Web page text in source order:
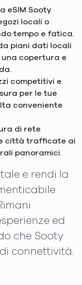
eSIM Sooty
locali o
tempo e fatica.
piani dati locali
copertura e
competitivi e
per le tue
conveniente
di rete
città trafficate ai
panoramici.
e rendi la
ed
che Sooty
connettività.